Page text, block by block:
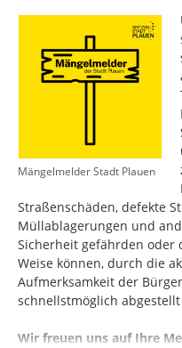
Mängelmelder Stadt Plauen
Straßenschäden, defekte
Müllablagerungen und
Sicherheit gefährden oder
Weise können, durch die
Aufmerksamkeit der
schnellstmöglich
Wir freuen uns auf Ihre